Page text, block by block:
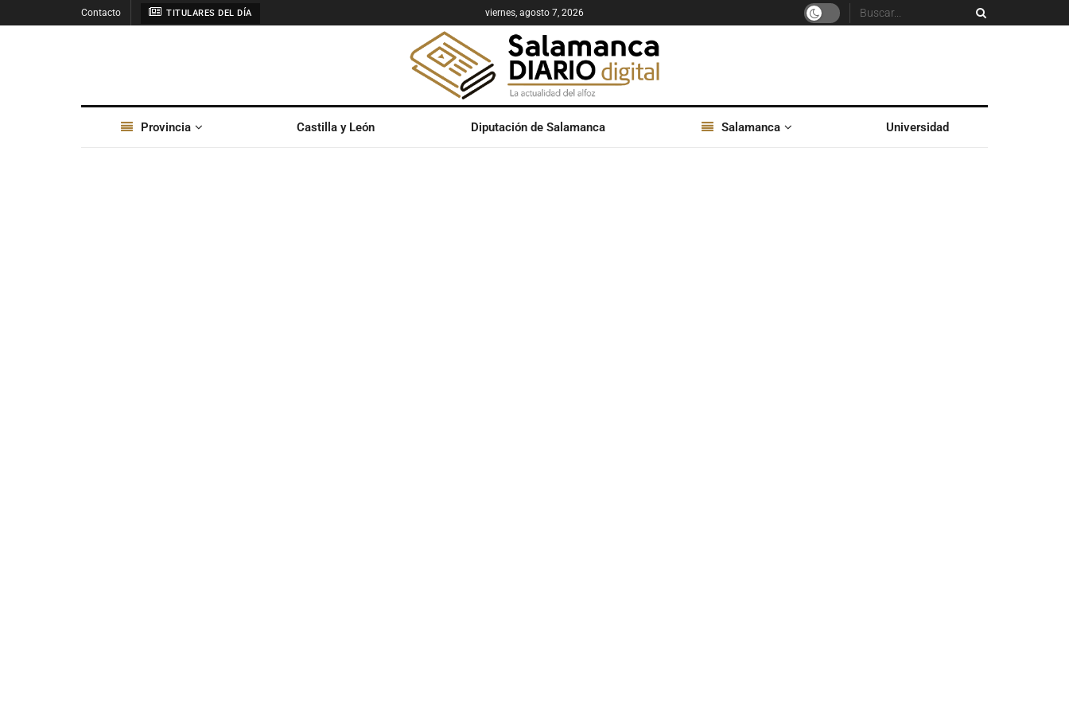
Contacto TITULARES DEL DÍA viernes, agosto 7, 2026
Provincia Castilla y León Diputación de Salamanca Salamanca Universidad